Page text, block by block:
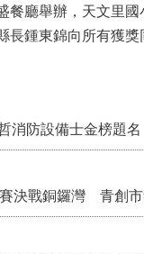
餐廳舉辦，天文里
長鍾東錦向所有獲
消防設備士金榜題名